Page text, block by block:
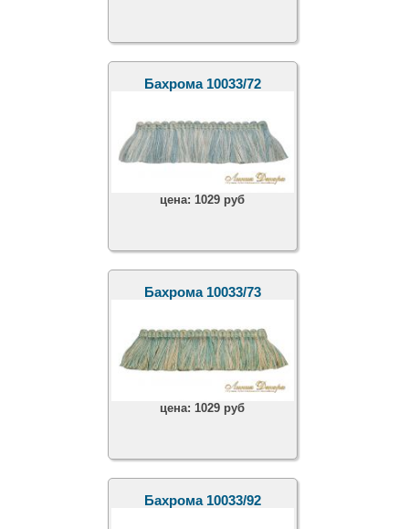
Бахрома 10033/72
цена:1029 руб
Бахрома 10033/73
цена:1029 руб
Бахрома 10033/92